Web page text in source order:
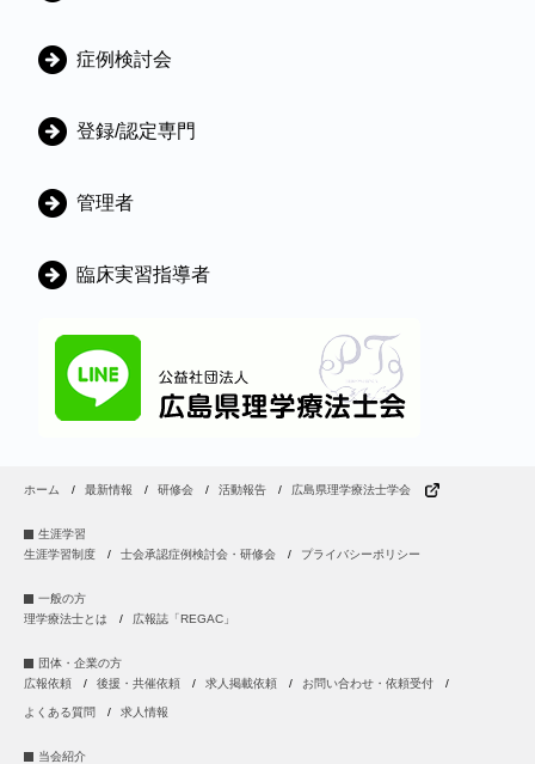
症例検討会
登録/認定専門
管理者
臨床実習指導者
ホーム 最新情報 研修会 活動報告 広島県理学療法士学会
生涯学習
生涯学習制度
士会承認症例検討会・研修会 プライバシーポリシー
一般の方
理学療法士とは
広報誌「REGAC」
団体・企業の方
広報依頼
後援・共催依頼 求人掲載依頼 お問い合わせ・依頼受付
よくある質問 求人情報
当会紹介